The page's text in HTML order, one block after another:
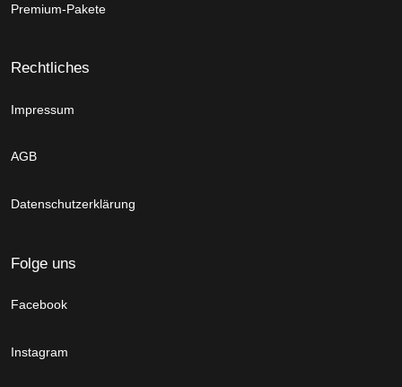
Premium-Pakete
Rechtliches
Impressum
AGB
Datenschutzerklärung
Folge uns
Facebook
Instagram